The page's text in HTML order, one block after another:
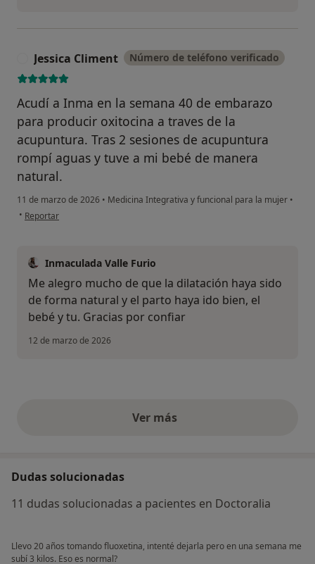
Jessica Climent Número de teléfono verificado
Acudí a Inma en la semana 40 de embarazo
para producir oxitocina a traves de la
acupuntura. Tras 2 sesiones de acupuntura
rompí aguas y tuve a mi bebé de manera
natural.
11 de marzo de 2026 • Medicina Integrativa y funcional para la mujer •
• en opinión del usuario Jessica Climent
Reportar
Inmaculada Valle Furio
Me alegro mucho de que la dilatación haya sido
de forma natural y el parto haya ido bien, el
bebé y tu. Gracias por confiar
12 de marzo de 2026
Ver másopiniones anteriores
Dudas solucionadas
11 dudas solucionadas a pacientes en Doctoralia
Llevo 20 años tomando fluoxetina, intenté dejarla pero en una semana me
subí 3 kilos. Eso es normal?